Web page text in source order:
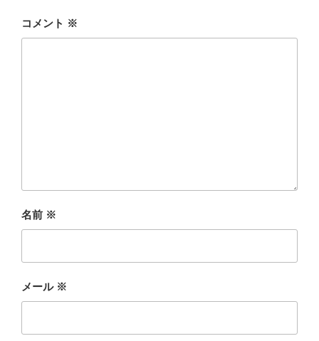
コメント ※
名前 ※
メール ※